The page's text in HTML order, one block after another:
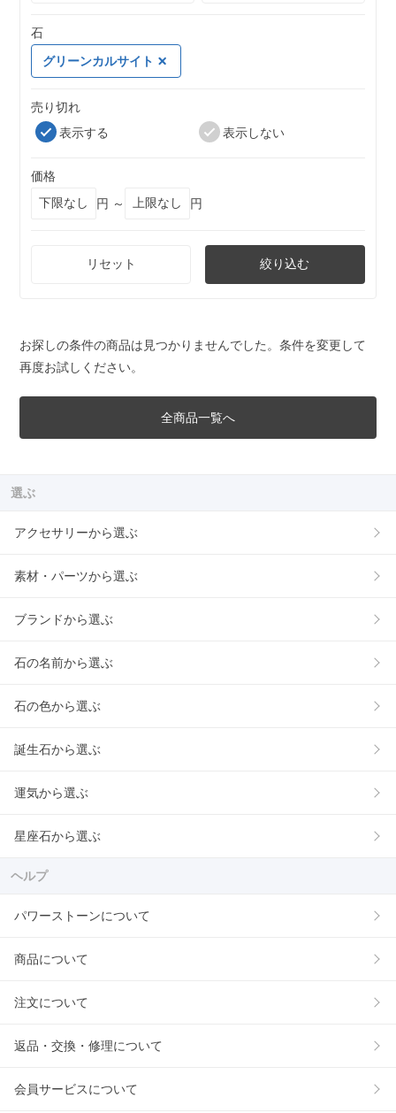
石
グリーンカルサイト
売り切れ
表示する
表示しない
価格
円 ～
円
リセット 絞り込む
お探しの条件の商品は見つかりませんでした。条件を変更して
再度お試しください。
全商品一覧へ
選ぶ
アクセサリーから選ぶ
素材・パーツから選ぶ
ブランドから選ぶ
石の名前から選ぶ
石の色から選ぶ
誕生石から選ぶ
運気から選ぶ
星座石から選ぶ
ヘルプ
パワーストーンについて
商品について
注文について
返品・交換・修理について
会員サービスについて